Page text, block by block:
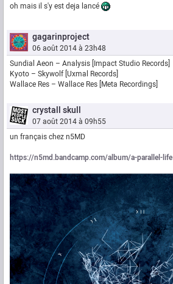
oh mais il s'y est deja lancé
gagarinproject
06 août 2014 à 23h48
Sundial Aeon – Analysis [Impact Studio Records]
Kyoto – Skywolf [Uxmal Records]
Wallace Res – Wallace Res [Meta Recordings]
crystall skull
07 août 2014 à 09h55
un français chez n5MD
https://n5md.bandcamp.com/album/a-parallel-life